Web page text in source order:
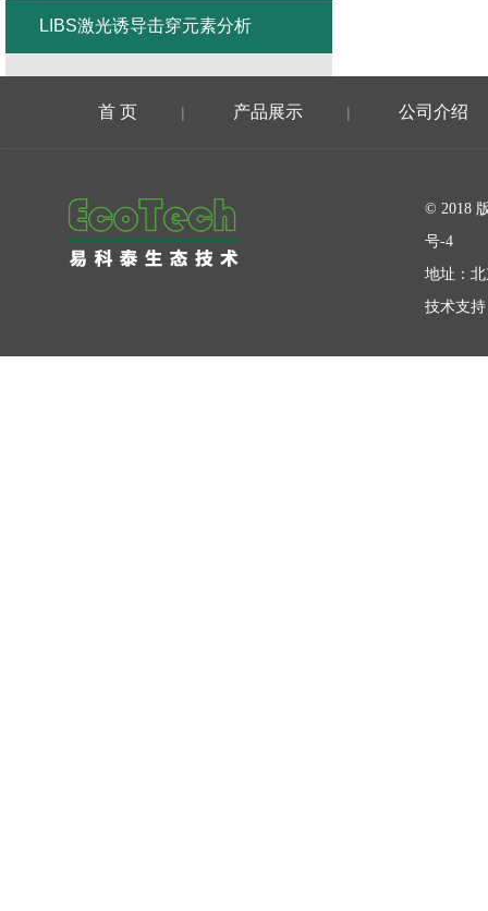
LIBS激光诱导击穿元素分析
首 页 | 产品展示 | 公司介绍
© 2018
号-4
地址：
技术支